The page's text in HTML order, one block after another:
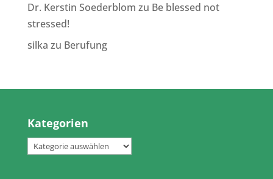
Dr. Kerstin Soederblom zu Be blessed not
stressed!
silka zu Berufung
Kategorien
Kategorien